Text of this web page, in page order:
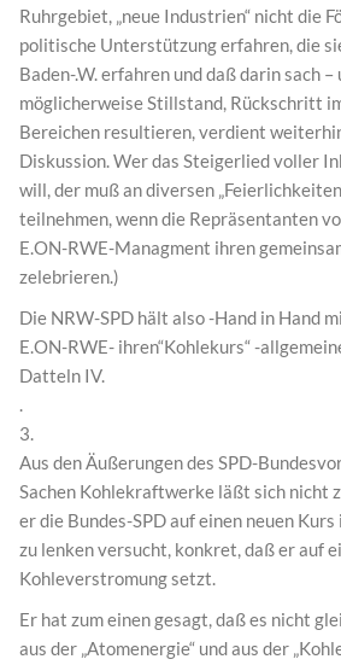
Ruhrgebiet, „neue Industrien“ nicht die
politische Unterstützung erfahren, die
Baden-.W. erfahren und daß darin sach
möglicherweise Stillstand, Rückschritt
Bereichen resultieren, verdient
Diskussion. Wer das Steigerlied voller
will, der muß an diversen
teilnehmen, wenn die Repräsentanten
E.ON-RWE-Managment ihren
zelebrieren.)
Die NRW-SPD hält also -Hand in Hand
E.ON-RWE- ihren“Kohlekurs“ -
Datteln IV.
.
3.
Aus den Äußerungen des SPD-
Sachen Kohlekraftwerke läßt sich nicht
er die Bundes-SPD auf einen neuen
zu lenken versucht, konkret, daß er auf
Kohleverstromung setzt.
Er hat zum einen gesagt, daß es nicht
aus der „Atomenergie“ und aus der